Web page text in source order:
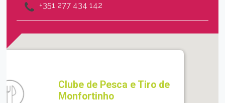
+351 277 434 142
Clube de Pesca e Tiro de
Monfortinho